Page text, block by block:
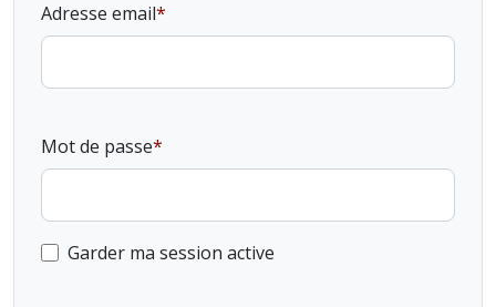
Adresse email
Mot de passe
Garder ma session active